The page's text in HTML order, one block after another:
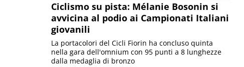
Ciclismo su pista: Mélanie Bosonin si
avvicina al podio ai Campionati Italiani
giovanili
La portacolori del Cicli Fiorin ha concluso quinta
nella gara dell'omnium con 95 punti a 8 lunghezze
dalla medaglia di bronzo